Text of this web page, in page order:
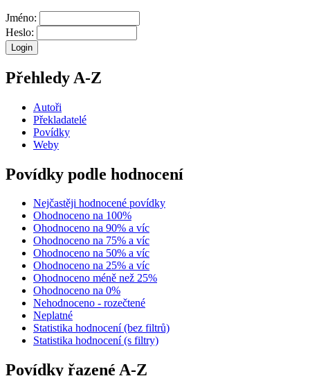
Jméno:
Heslo:
Přehledy A-Z
Autoři
Překladatelé
Povídky
Weby
Povídky podle hodnocení
Nejčastěji hodnocené povídky
Ohodnoceno na 100%
Ohodnoceno na 90% a víc
Ohodnoceno na 75% a víc
Ohodnoceno na 50% a víc
Ohodnoceno na 25% a víc
Ohodnoceno méně než 25%
Ohodnoceno na 0%
Nehodnoceno - rozečtené
Neplatné
Statistika hodnocení (bez filtrů)
Statistika hodnocení (s filtry)
Povídky řazené A-Z